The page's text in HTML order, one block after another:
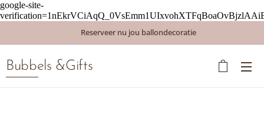
google-site-
Reserveer nu jou ballondecoratie
Bubbels &Gifts